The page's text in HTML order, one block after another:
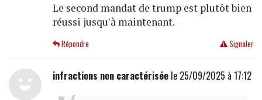
Le second mandat de trump est plutôt bien
réussi jusqu'à maintenant.
Signaler
Répondre
infractions non caractériséele 25/09/2025 à 17:12